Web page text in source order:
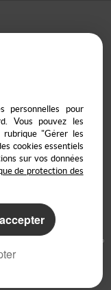
Gérer les cookies
en ligne
Logiciel immobilier Adapt Immo
personnelles pour
Vous pouvez les
"Gérer les
cookies essentiels
sur vos données
de protection des